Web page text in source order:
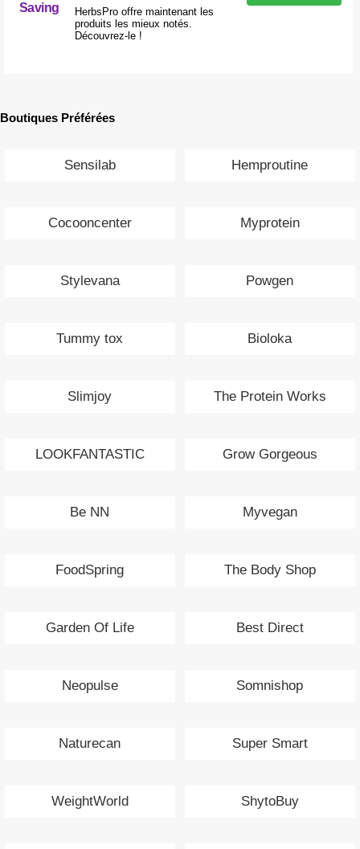
Saving
HerbsPro offre maintenant les
produits les mieux notés.
Découvrez-le !
Boutiques Préférées
Sensilab Hemproutine
Cocooncenter Myprotein
Stylevana Powgen
Tummy tox Bioloka
Slimjoy The Protein Works
LOOKFANTASTIC Grow Gorgeous
Be NN Myvegan
FoodSpring The Body Shop
Garden Of Life Best Direct
Neopulse Somnishop
Naturecan Super Smart
WeightWorld ShytoBuy